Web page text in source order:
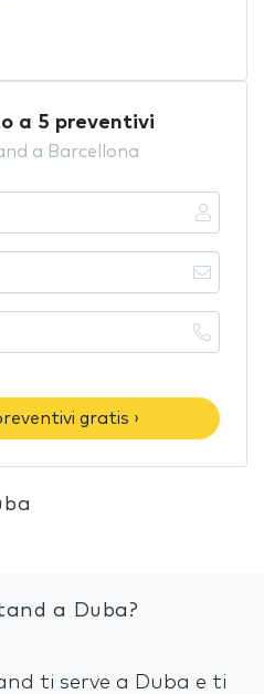
a 5 preventivi
a Barcellona
gratis ›
a Duba?
ti serve a Duba e ti